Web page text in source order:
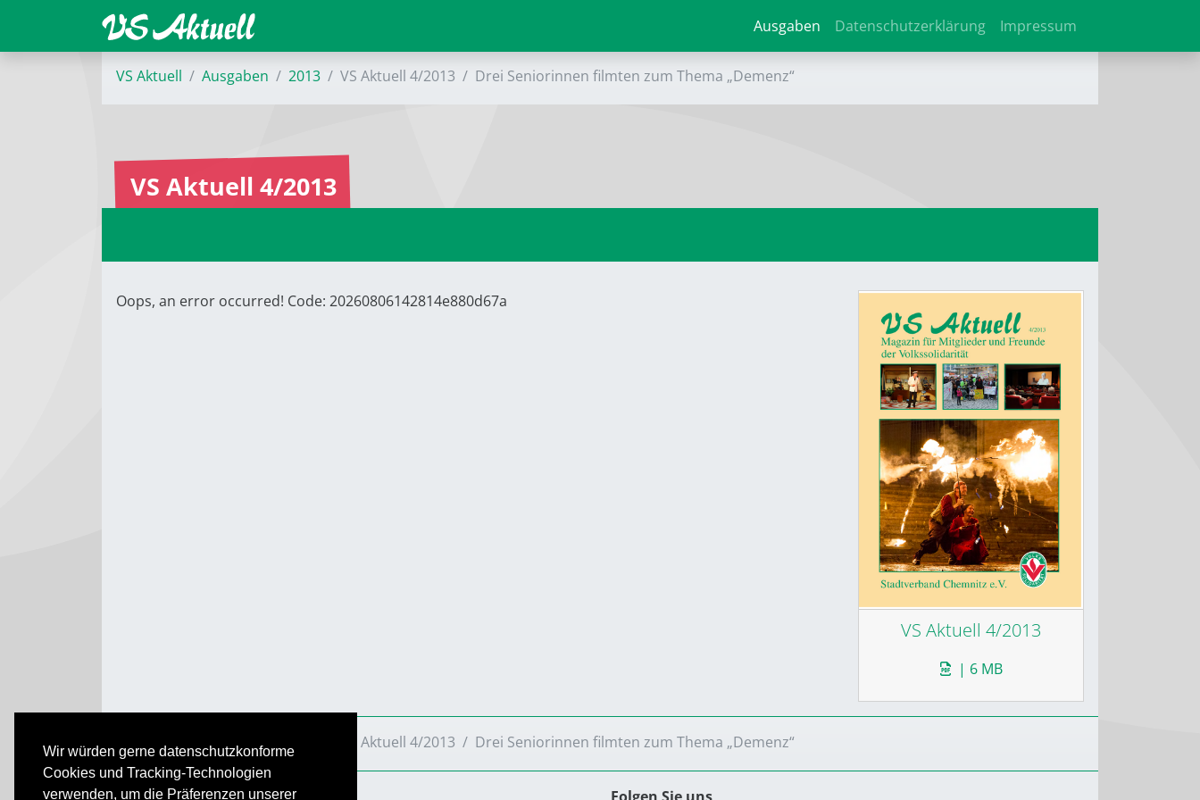
Wir würden gerne datenschutzkonforme
Cookies und Tracking-Technologien
verwenden, um die Präferenzen unserer
Ausgaben Datenschutzerklärung Impressum
VS Aktuell Ausgaben 2013 VS Aktuell 4/2013 Drei Seniorinnen filmten zum Thema „Demenz“
VS Aktuell 4/2013
VS Aktuell 4/2013
| 6 MB
Oops, an error occurred! Code: 20260806142814e880d67a
VS Aktuell Ausgaben VS Aktuell 4/2013 Drei Seniorinnen filmten zum Thema „Demenz“